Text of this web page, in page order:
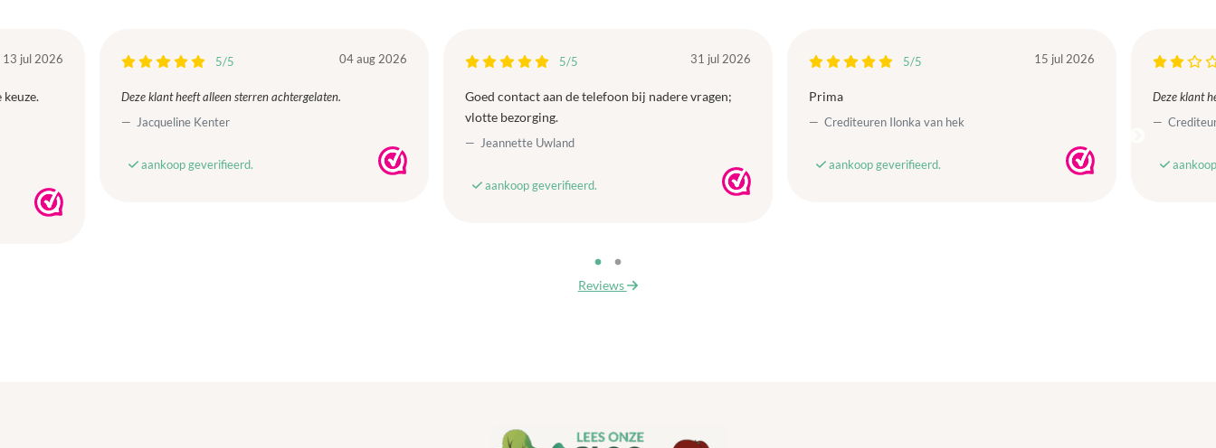
13 jul 2026 5/5 04 aug 2026
Deze klant heeft alleen sterren achtergelaten.
Jacqueline Kenter
aankoop geverifieerd.
5/5 31 jul 2026
Goed contact aan de telefoon bij nadere vragen;
vlotte bezorging.
Jeannette Uwland
aankoop geverifieerd.
5/5 15 jul 2026
Prima
Crediteuren Ilonka van hek
aankoop geverifieerd.
Deze klant
Reviews